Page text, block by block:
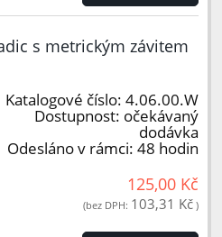
s metrickým závitem
Katalogové číslo: 4.06.00.W
Dostupnost: očekávaný
dodávka
Odesláno v rámci: 48 hodin
125,00 Kč
(bez DPH: 103,31 Kč )